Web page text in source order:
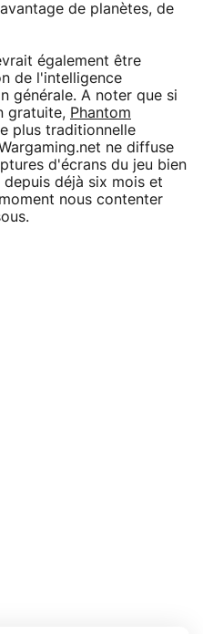
de planètes, de
également être
de l'intelligence
générale. A noter que si
gratuite, Phantom
plus traditionnelle
ne diffuse
d'écrans du jeu bien
déjà six mois et
nous contenter